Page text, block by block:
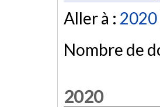
Aller à : 2020
Nombre de
2020